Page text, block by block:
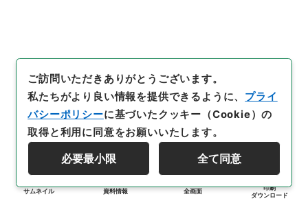
サムネイル 資料情報 全画面
印刷
ダウンロード
ご訪問いただきありがとうございます。
私たちがより良い情報を提供できるように、 プライ
バシーポリシーに基づいたクッキー（Cookie）の
取得と利用に同意をお願いいたします。
必要最小限 全て同意